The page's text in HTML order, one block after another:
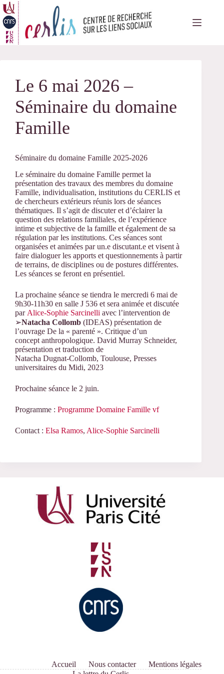
Passer
au
contenu
Le 6 mai 2026 –
Séminaire du domaine
Famille
Séminaire du domaine Famille 2025-2026
Le séminaire du domaine Famille permet la
présentation des travaux des membres du domaine
Famille, individualisation, institutions du CERLIS et
de chercheurs extérieurs réunis lors de séances
thématiques. Il s’agit de discuter et d’éclairer la
question des relations familiales, de l’expérience
intime et subjective de la famille et également de sa
régulation par les institutions. Ces séances sont
organisées et animées par un.e discutant.e et visent à
faire dialoguer les apports et questionnements à partir
de terrains, de disciplines ou de postures différentes.
Les séances se feront en présentiel.
La prochaine séance se tiendra le mercredi 6 mai de
9h30-11h30 en salle J 536 et sera animée et discutée
par Alice-Sophie Sarcinelli avec l’intervention de
➢Natacha Collomb (IDEAS) présentation de
l’ouvrage De la « parenté ». Critique d’un
concept anthropologique. David Murray Schneider,
présentation et traduction de
Natacha Dugnat-Collomb, Toulouse, Presses
universitaires du Midi, 2023
Prochaine séance le 2 juin.
Programme : Programme Domaine Famille vf
Contact : Elsa Ramos, Alice-Sophie Sarcinelli
Accueil Nous contacter
Mentions légales